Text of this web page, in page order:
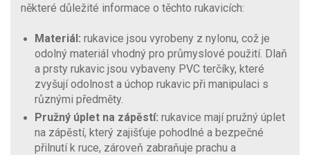
některé důležité informace o těchto rukavicích:
Materiál: rukavice jsou vyrobeny z nylonu, což je
odolný materiál vhodný pro průmyslové použití. Dlaň
a prsty rukavic jsou vybaveny PVC terčíky, které
zvyšují odolnost a úchop rukavic při manipulaci s
různými předměty.
Pružný úplet na zápěstí: rukavice mají pružný úplet
na zápěstí, který zajišťuje pohodlné a bezpečné
přilnutí k ruce, zároveň zabraňuje prachu a